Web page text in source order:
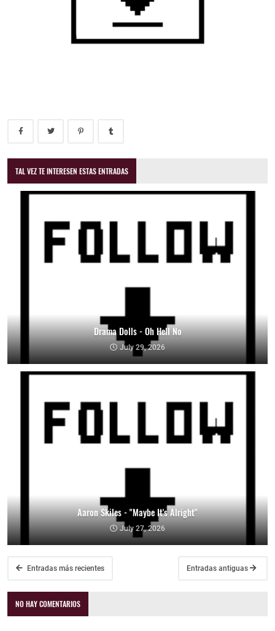
TAL VEZ TE INTERESEN ESTAS ENTRADAS
Drama Dolls - Oh Hell No
July 29, 2026
Aaron Skiles - "Maybe It's Alright"
July 27, 2026
Entradas más recientes Entradas antiguas
NO HAY COMENTARIOS